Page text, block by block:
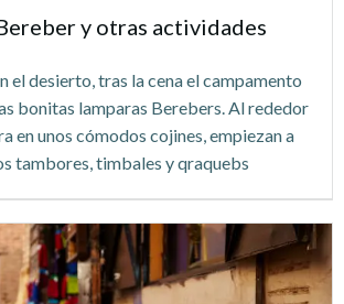
y otras actividades
el desierto, tras la cena el campamento
bonitas lamparas Berebers. Al rededor
en unos cómodos cojines, empiezan a
tambores, timbales y qraquebs